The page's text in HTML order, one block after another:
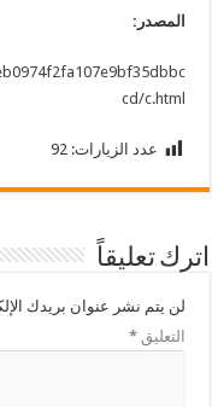
المصدر:
cd/c.html
عدد الزيارات: 92
اترك تعليقاً
لن يتم نشر عنوان بريدك
التعليق*